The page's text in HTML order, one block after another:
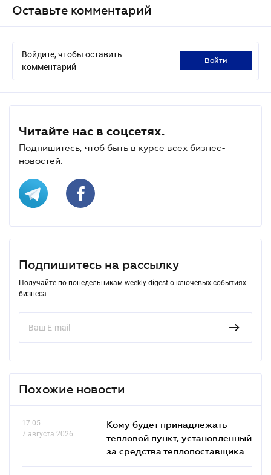
Оставьте комментарий
Войдите, чтобы оставить
комментарий
войти
Читайте нас в соцсетях.
Подпишитесь, чтоб быть в курсе всех бизнес-
новостей.
Подпишитесь на рассылку
Получайте по понедельникам weekly-digest о ключевых событиях
бизнеса
Похожие новости
17.05
7 августа 2026
Кому будет принадлежать
тепловой пункт, установленный
за средства теплопоставщика